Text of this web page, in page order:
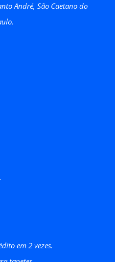
André, São Caetano do
em 2 vezes.